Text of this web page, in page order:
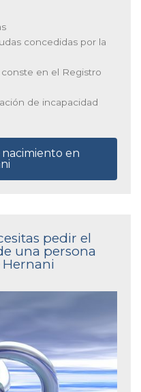
concedidas por la
en el Registro
de incapacidad
en
pedir el
una persona
Hernani